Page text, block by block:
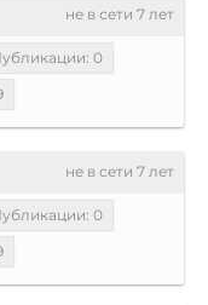
не в сети 7 лет
0
не в сети 7 лет
0